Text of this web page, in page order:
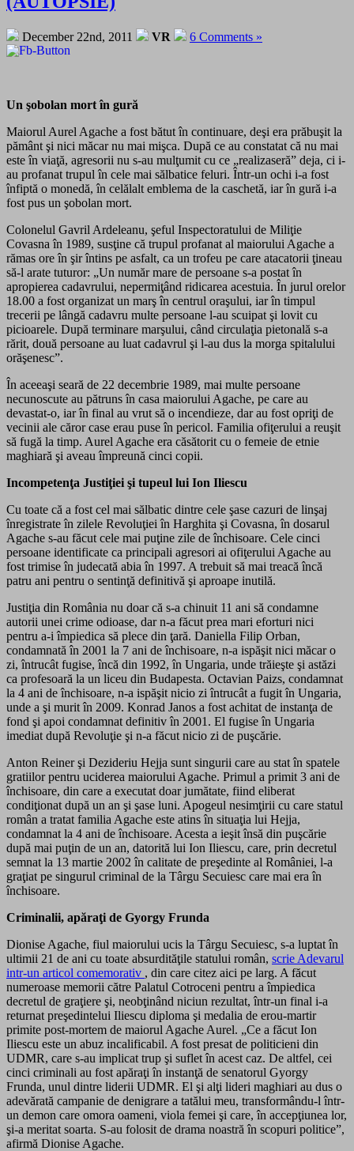
December 22nd, 2011 VR 6 Comments »
Un şobolan mort în gură
Maiorul Aurel Agache a fost bătut în continuare, deşi era prăbuşit la
pământ şi nici măcar nu mai mişca. După ce au constatat că nu mai
este în viaţă, agresorii nu s-au mulţumit cu ce „realizaseră” deja, ci i-
au profanat trupul în cele mai sălbatice feluri. Într-un ochi i-a fost
înfiptă o monedă, în celălalt emblema de la caschetă, iar în gură i-a
fost pus un şobolan mort.
Colonelul Gavril Ardeleanu, şeful Inspectoratului de Miliţie
Covasna în 1989, susţine că trupul profanat al maiorului Agache a
rămas ore în şir întins pe asfalt, ca un trofeu pe care atacatorii ţineau
să-l arate tuturor: „Un număr mare de persoane s-a postat în
apropierea cadavrului, nepermiţând ridicarea acestuia. În jurul orelor
18.00 a fost organizat un marş în centrul oraşului, iar în timpul
trecerii pe lângă cadavru multe persoane l-au scuipat şi lovit cu
picioarele. După terminare marşului, când circulaţia pietonală s-a
rărit, două persoane au luat cadavrul şi l-au dus la morga spitalului
orăşenesc”.
În aceeaşi seară de 22 decembrie 1989, mai multe persoane
necunoscute au pătruns în casa maiorului Agache, pe care au
devastat-o, iar în final au vrut să o incendieze, dar au fost opriţi de
vecinii ale căror case erau puse în pericol. Familia ofiţerului a reuşit
să fugă la timp. Aurel Agache era căsătorit cu o femeie de etnie
maghiară şi aveau împreună cinci copii.
Incompetenţa Justiţiei şi tupeul lui Ion Iliescu
Cu toate că a fost cel mai sălbatic dintre cele şase cazuri de linşaj
înregistrate în zilele Revoluţiei în Harghita şi Covasna, în dosarul
Agache s-au făcut cele mai puţine zile de închisoare. Cele cinci
persoane identificate ca principali agresori ai ofiţerului Agache au
fost trimise în judecată abia în 1997. A trebuit să mai treacă încă
patru ani pentru o sentinţă definitivă şi aproape inutilă.
Justiţia din România nu doar că s-a chinuit 11 ani să condamne
autorii unei crime odioase, dar n-a făcut prea mari eforturi nici
pentru a-i împiedica să plece din ţară. Daniella Filip Orban,
condamnată în 2001 la 7 ani de închisoare, n-a ispăşit nici măcar o
zi, întrucât fugise, încă din 1992, în Ungaria, unde trăieşte şi astăzi
ca profesoară la un liceu din Budapesta. Octavian Paizs, condamnat
la 4 ani de închisoare, n-a ispăşit nicio zi întrucât a fugit în Ungaria,
unde a şi murit în 2009. Konrad Janos a fost achitat de instanţa de
fond şi apoi condamnat definitiv în 2001. El fugise în Ungaria
imediat după Revoluţie şi n-a făcut nicio zi de puşcărie.
Anton Reiner şi Dezideriu Hejja sunt singurii care au stat în spatele
gratiilor pentru uciderea maiorului Agache. Primul a primit 3 ani de
închisoare, din care a executat doar jumătate, fiind eliberat
condiţionat după un an şi şase luni. Apogeul nesimţirii cu care statul
român a tratat familia Agache este atins în situaţia lui Hejja,
condamnat la 4 ani de închisoare. Acesta a ieşit însă din puşcărie
după mai puţin de un an, datorită lui Ion Iliescu, care, prin decretul
semnat la 13 martie 2002 în calitate de preşedinte al României, l-a
graţiat pe singurul criminal de la Târgu Secuiesc care mai era în
închisoare.
Criminalii, apăraţi de Gyorgy Frunda
Dionise Agache, fiul maiorului ucis la Târgu Secuiesc, s-a luptat în
ultimii 21 de ani cu toate absurdităţile statului român, scrie Adevarul
intr-un articol comemorativ , din care citez aici pe larg. A făcut
numeroase memorii către Palatul Cotroceni pentru a împiedica
decretul de graţiere şi, neobţinând niciun rezultat, într-un final i-a
returnat preşedintelui Iliescu diploma şi medalia de erou-martir
primite post-mortem de maiorul Agache Aurel. „Ce a făcut Ion
Iliescu este un abuz incalificabil. A fost presat de politicieni din
UDMR, care s-au implicat trup şi suflet în acest caz. De altfel, cei
cinci criminali au fost apăraţi în instanţă de senatorul Gyorgy
Frunda, unul dintre liderii UDMR. El şi alţi lideri maghiari au dus o
adevărată campanie de denigrare a tatălui meu, transformându-l într-
un demon care omora oameni, viola femei şi care, în accepţiunea lor,
şi-a meritat soarta. S-au folosit de drama noastră în scopuri politice”,
afirmă Dionise Agache.